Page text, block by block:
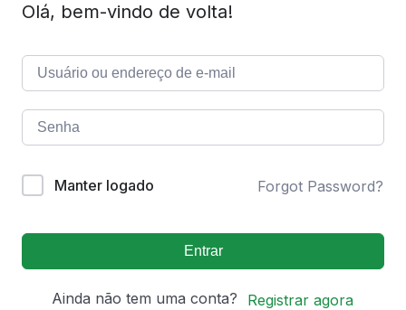
Olá, bem-vindo de volta!
Manter logado Forgot Password?
Entrar
Ainda não tem uma conta? Registrar agora